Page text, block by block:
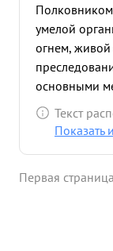
умелой
огнем,
основными
уничтожению
пытавшегося
обеспечения
Текст
Показать
Первая